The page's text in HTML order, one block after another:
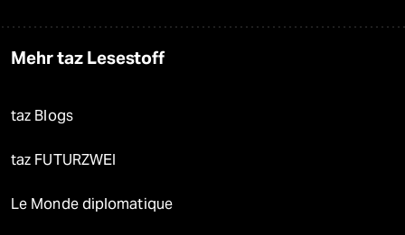
Mehr taz Lesestoff
taz Blogs
taz FUTURZWEI
Le Monde diplomatique